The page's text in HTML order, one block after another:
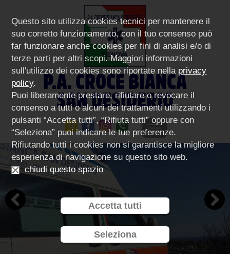
P.A. CROCE BIANCA
SAN DESIDERIO
Questo sito utilizza cookies tecnici per mantenere il
suo corretto funzionamento, con il tuo consenso può
far funzionare anche cookies per fini di analisi e/o di
terze parti per altri scopi. Maggiori informazioni
sull'utilizzo dei cookies sono riportate nella privacy
policy.
Puoi liberamente prestare, rifiutare o revocare il
consenso a tutti o alcuni dei trattamenti utilizzando i
pulsanti “Accetta tutti”, “Rifiuta tutti” oppure con
“Seleziona” puoi indicare le tue preferenze.
Rifiutando tutti i cookies non si garantisce la migliore
esperienza di navigazione su questo sito web.
chiudi questo spazio
Accetta tutti
Seleziona